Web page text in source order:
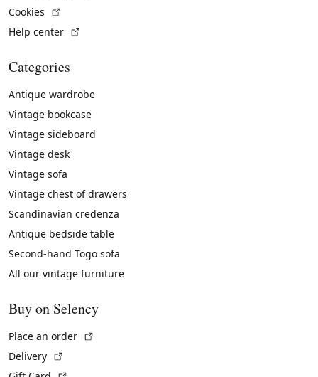
Cookies
Help center
Categories
Antique wardrobe
Vintage bookcase
Vintage sideboard
Vintage desk
Vintage sofa
Vintage chest of drawers
Scandinavian credenza
Antique bedside table
Second-hand Togo sofa
All our vintage furniture
Buy on Selency
Place an order
Delivery